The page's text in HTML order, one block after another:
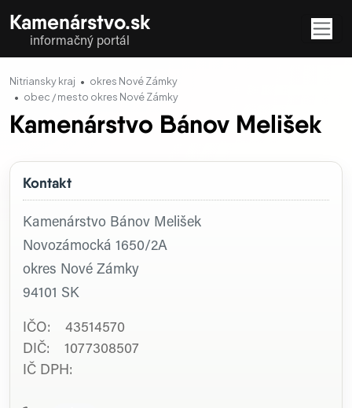
Kamenárstvo.sk
informačný portál
Nitriansky kraj
okres Nové Zámky
obec / mesto okres Nové Zámky
Kamenárstvo Bánov Melišek
Kontakt
Kamenárstvo Bánov Melišek
Novozámocká 1650/2A
okres Nové Zámky
94101 SK
IČO: 43514570
DIČ: 1077308507
IČ DPH: